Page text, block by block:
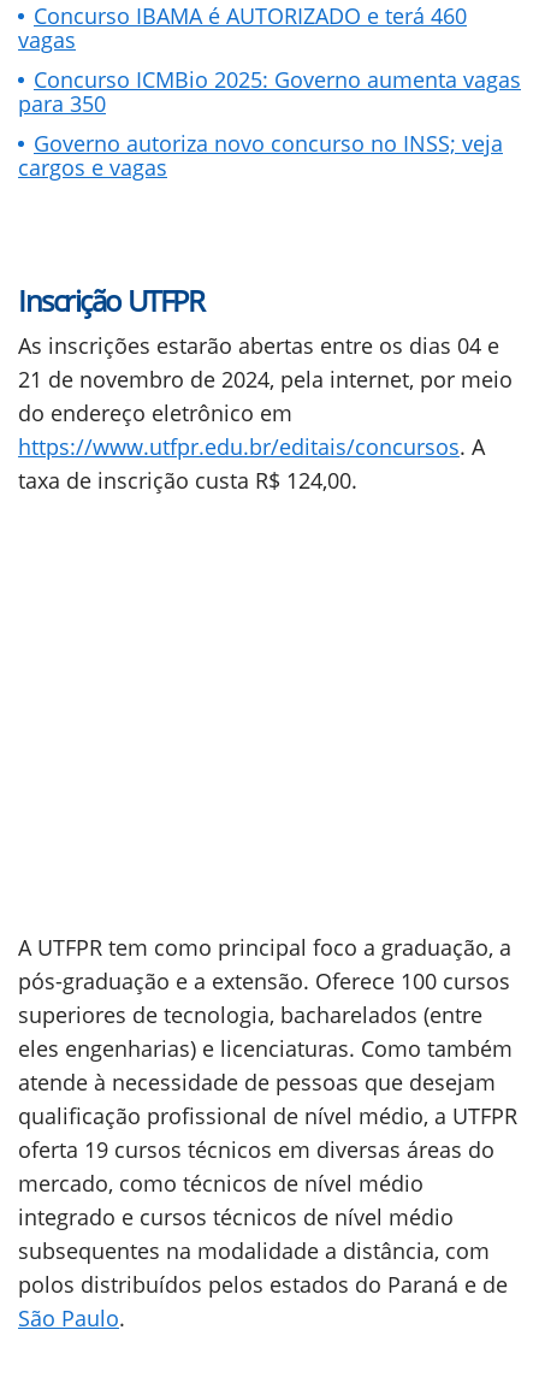
Concurso IBAMA é AUTORIZADO e terá 460
vagas
Concurso ICMBio 2025: Governo aumenta vagas
para 350
Governo autoriza novo concurso no INSS; veja
cargos e vagas
Inscrição UTFPR
As inscrições estarão abertas entre os dias 04 e
21 de novembro de 2024, pela internet, por meio
do endereço eletrônico em
https://www.utfpr.edu.br/editais/concursos. A
taxa de inscrição custa R$ 124,00.
A UTFPR tem como principal foco a graduação, a
pós-graduação e a extensão. Oferece 100 cursos
superiores de tecnologia, bacharelados (entre
eles engenharias) e licenciaturas. Como também
atende à necessidade de pessoas que desejam
qualificação profissional de nível médio, a UTFPR
oferta 19 cursos técnicos em diversas áreas do
mercado, como técnicos de nível médio
integrado e cursos técnicos de nível médio
subsequentes na modalidade a distância, com
polos distribuídos pelos estados do Paraná e de
São Paulo.